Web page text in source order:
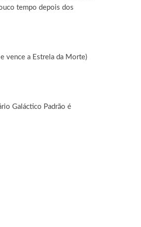
tempo depois dos
vence a Estrela da Morte)
Galáctico Padrão é